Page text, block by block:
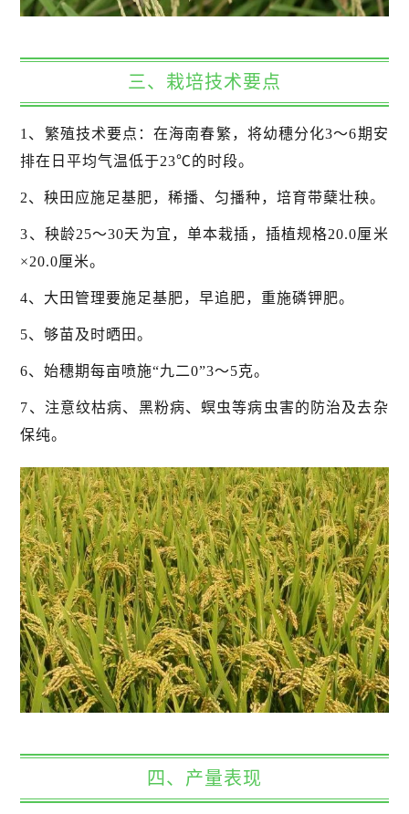
三、栽培技术要点
1、繁殖技术要点：在海南春繁，将幼穗分化3～6期安
排在日平均气温低于23℃的时段。
2、秧田应施足基肥，稀播、匀播种，培育带蘖壮秧。
3、秧龄25～30天为宜，单本栽插，插植规格20.0厘米
×20.0厘米。
4、大田管理要施足基肥，早追肥，重施磷钾肥。
5、够苗及时晒田。
6、始穗期每亩喷施“九二0”3～5克。
7、注意纹枯病、黑粉病、螟虫等病虫害的防治及去杂
保纯。
四、产量表现